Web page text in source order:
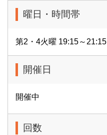
曜日・時間帯
第2・4火曜 19:15～21:15
開催日
開催中
回数